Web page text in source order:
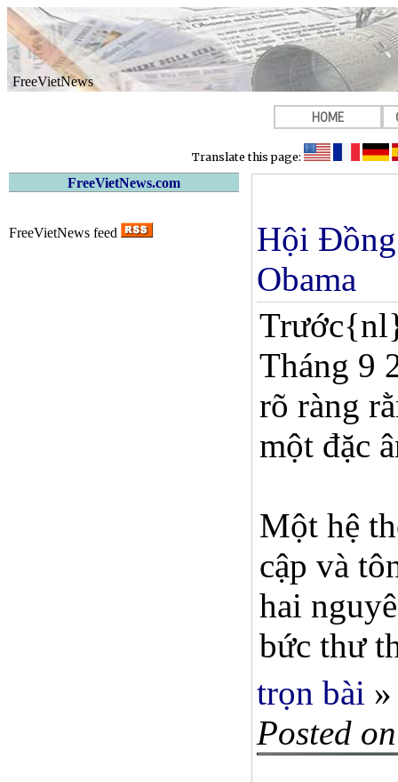
FreeVietNews
HOME
Translate this page:
FreeVietNews.com
FreeVietNews feed
Hội Đồng
Obama
Tháng 9
rõ ràng
một đặc
Một hệ
cập và
hai
bức thư
trọn bài »
Posted